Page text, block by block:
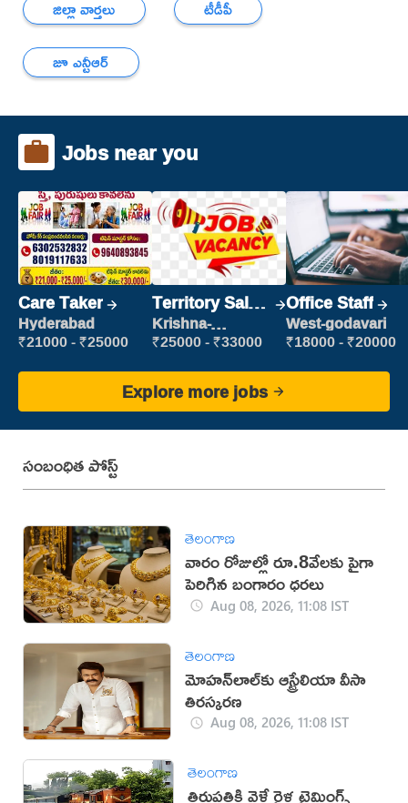
జిల్లా వార్తలు
టీడీపీ
జూ ఎన్టీఆర్
Jobs near you
Care Taker
Hyderabad
₹21000 - ₹25000
Territory Sales
Manager
Krishna-
vijayawada
₹25000 - ₹33000
Office Staff
West-godavari
₹18000 - ₹20000
Explore more jobs
సంబంధిత పోస్ట్
తెలంగాణ
వారం రోజుల్లో రూ.8వేలకు పైగా
పెరిగిన బంగారం ధరలు
Aug 08, 2026, 11:08 IST
తెలంగాణ
మోహన్‌లాల్‌కు ఆస్ట్రేలియా వీసా
తిరస్కరణ
Aug 08, 2026, 11:08 IST
తెలంగాణ
తిరుపతికి వెళ్లే రైళ్ల టైమింగ్స్